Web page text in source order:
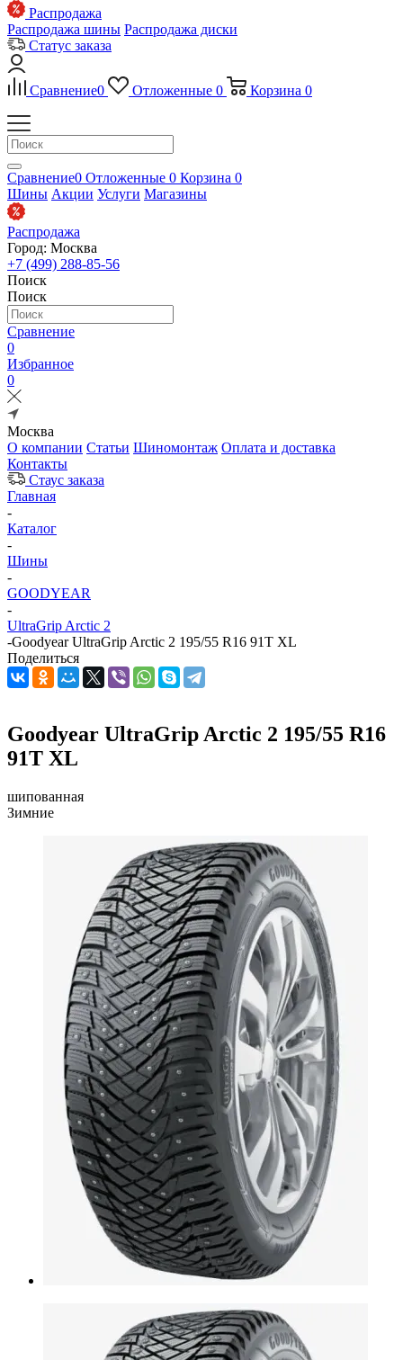
Распродажа
Распродажа шины Распродажа диски
Статус заказа
Сравнение0 Отложенные 0 Корзина 0
Сравнение0 Отложенные 0 Корзина 0
Шины Акции Услуги Магазины
Распродажа
Город: Москва
+7 (499) 288-85-56
Поиск
Поиск
Сравнение
0
Избранное
0
Москва
О компании Статьи Шиномонтаж Оплата и доставка
Контакты
Стаус заказа
Главная
-
Каталог
-
Шины
-
GOODYEAR
-
UltraGrip Arctic 2
-Goodyear UltraGrip Arctic 2 195/55 R16 91T XL
Поделиться
Goodyear UltraGrip Arctic 2 195/55 R16
91T XL
шипованная
Зимние